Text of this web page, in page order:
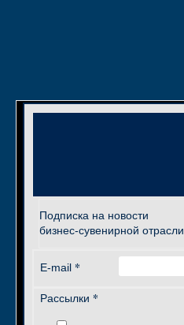
Подписка на новости
бизнес-сувенирной отрасли
E-mail *
Рассылки *